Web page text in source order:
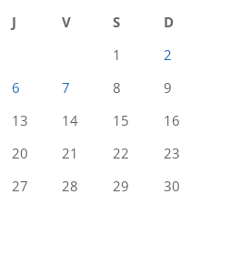
J V S
D
1
2
6 7 8
9
13 14 15
16
20 21 22
23
27 28 29
30